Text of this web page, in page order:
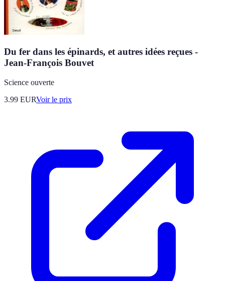
Du fer dans les épinards, et autres idées reçues -
Jean-François Bouvet
Science ouverte
3.99 EURVoir le prix